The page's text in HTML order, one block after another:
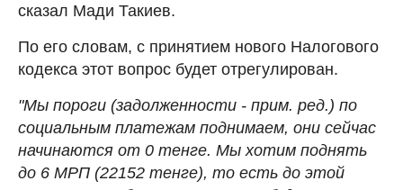
сказал Мади Такиев.
По его словам, с принятием нового Налогового
кодекса этот вопрос будет отрегулирован.
"Мы пороги (задолженности - прим. ред.) по
социальным платежам поднимаем, они сейчас
начинаются от 0 тенге. Мы хотим поднять
до 6 МРП (22152 тенге), то есть до этой